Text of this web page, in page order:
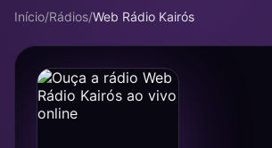
Início/Rádios/Web Rádio Kairós